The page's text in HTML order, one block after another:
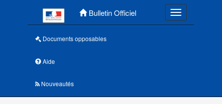
Bulletin Officiel Toggle
Documents opposables
Aide
Nouveautés